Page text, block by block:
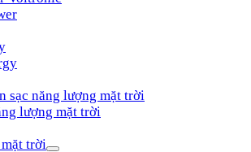
sạc năng lượng mặt trời
lượng mặt trời
trời